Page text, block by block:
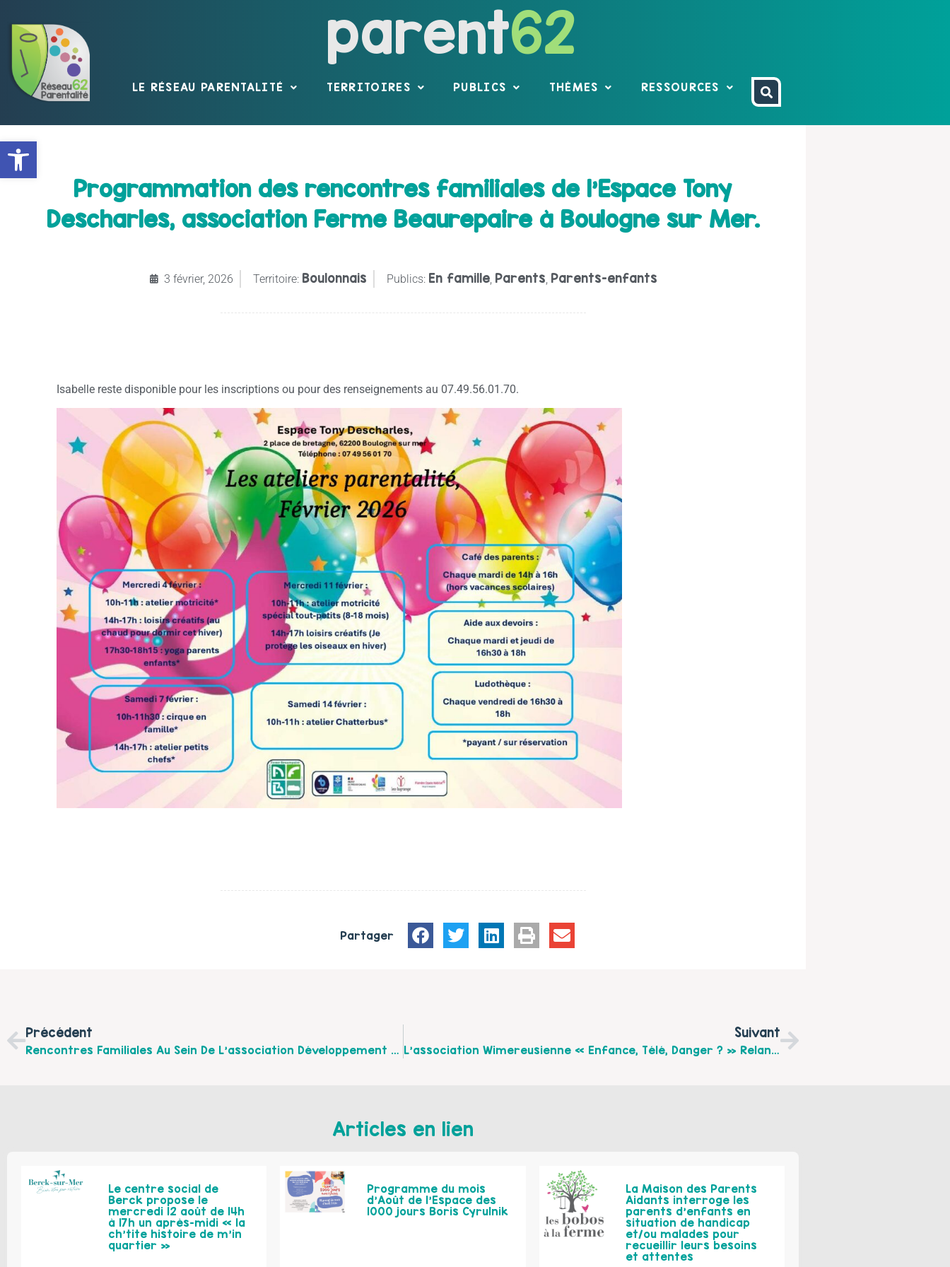
Ouvrir la barre d’outils
parent62
LE RÉSEAU PARENTALITÉ TERRITOIRES PUBLICS THÈMES RESSOURCES
Programmation des rencontres familiales de l’Espace Tony
Descharles, association Ferme Beaurepaire à Boulogne sur Mer.
3 février, 2026 Territoire: Boulonnais Publics: En famille, Parents Parents-enfants
Isabelle reste disponible pour les inscriptions ou pour des renseignements au 07.49.56.01.70.
Partager
Précédent
Rencontres Familiales Au Sein De L’association Développement Social Urbain À Boulogne Sur Mer.
Suivant
L’association Wimereusienne « Enfance, Télé, Danger ? » Relance Ses 10 Jours Sans Écrans Du 25 Mars Au 3 Avril 2026.
Articles en lien
Le centre social de
Berck propose le
mercredi 12 août de 14h
à 17h un après-midi « la
ch’tite histoire de m’in
quartier »
Programme du mois
d’Août de l’Espace des
1000 jours Boris Cyrulnik
La Maison des Parents
Aidants interroge les
parents d’enfants en
situation de handicap
et/ou malades pour
recueillir leurs besoins
et attentes